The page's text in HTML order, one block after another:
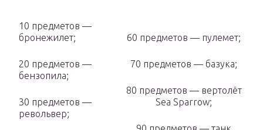
10 предметов —
бронежилет;
20 предметов —
бензопила;
30 предметов —
револьвер;
60 предметов — пулемет;
70 предметов — базука;
80 предметов — вертолёт
Sea Sparrow;